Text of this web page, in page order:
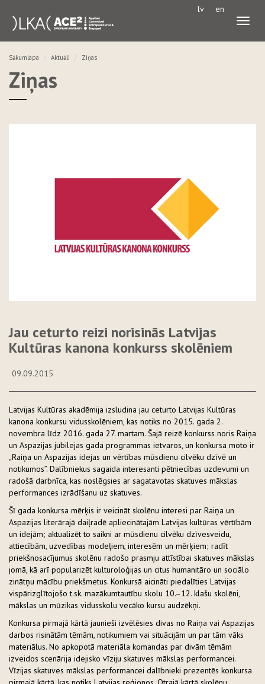
lv en
Sākumlapa Aktuāli Ziņas
Ziņas
Jau ceturto reizi norisinās Latvijas
Kultūras kanona konkurss skolēniem
09.09.2015
Latvijas Kultūras akadēmija izsludina jau ceturto Latvijas Kultūras
kanona konkursu vidusskolēniem, kas notiks no 2015. gada 2.
novembra līdz 2016. gada 27. martam. Šajā reizē konkurss noris Raiņa
un Aspazijas jubilejas gada programmas ietvaros, un konkursa moto ir
„Raiņa un Aspazijas idejas un vērtības mūsdienu cilvēku dzīvē un
notikumos”. Dalībniekus sagaida interesanti pētniecības uzdevumi un
radošā darbnīca, kas noslēgsies ar sagatavotas skatuves mākslas
performances izrādīšanu uz skatuves.
Šī gada konkursa mērķis ir veicināt skolēnu interesi par Raiņa un
Aspazijas literārajā daiļradē apliecinātajām Latvijas kultūras vērtībām
un idejām; aktualizēt to saikni ar mūsdienu cilvēku dzīvesveidu,
attiecībām, uzvedības modeļiem, interesēm un mērķiem; radīt
priekšnosacījumus skolēnu radošo prasmju attīstībai skatuves mākslas
jomā, kā arī popularizēt kulturoloģijas un citus humanitāro un sociālo
zinātņu mācību priekšmetus. Konkursā aicināti piedalīties Latvijas
vispārizglītojošo t.sk. mazākumtautību skolu 10.–12. klašu skolēni,
mākslas un mūzikas vidusskolu vecāko kursu audzēkņi.
Konkursa pirmajā kārtā jaunieši izvēlēsies divas no Raiņa vai Aspazijas
darbos risinātām tēmām, notikumiem vai situācijām un par tām vāks
materiālus. No apkopotā materiāla komandas par divām tēmām
izveidos scenārija idejisko vīziju skatuves mākslas performancei.
Vīzijas skatuves mākslas performancei dalībnieki prezentēs konkursa